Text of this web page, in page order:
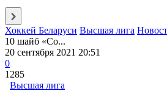
Хоккей Беларуси Высшая лига
10 шайб «Со...
20 сентября 2021 20:51
0
1285
Высшая лига